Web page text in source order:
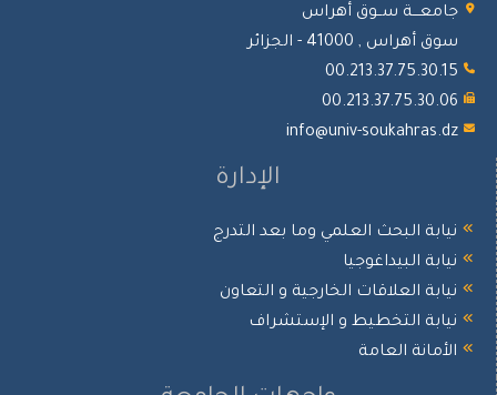
جامعـــة ســوق أهراس
سوق أهراس , 41000 - الجزائر
00.213.37.75.30.15
00.213.37.75.30.06
info@univ-soukahras.dz
الإدارة
نيابة البحث العلمي وما بعد التدرج
نيابة البيداغوجيا
نيابة العلاقات الخارجية و التعاون
نيابة التخطيط و الإستشراف
الأمانة العامة